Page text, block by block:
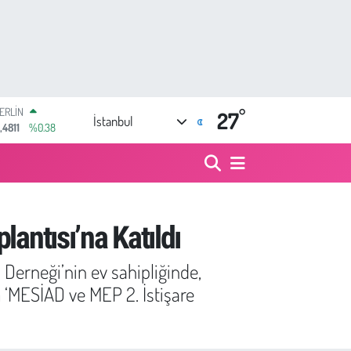
ALTIN
%0.03
%0.32
%0.38
İstanbul 27°
Katıldı
ev sahipliğinde,
ve MEP 2. İstişare